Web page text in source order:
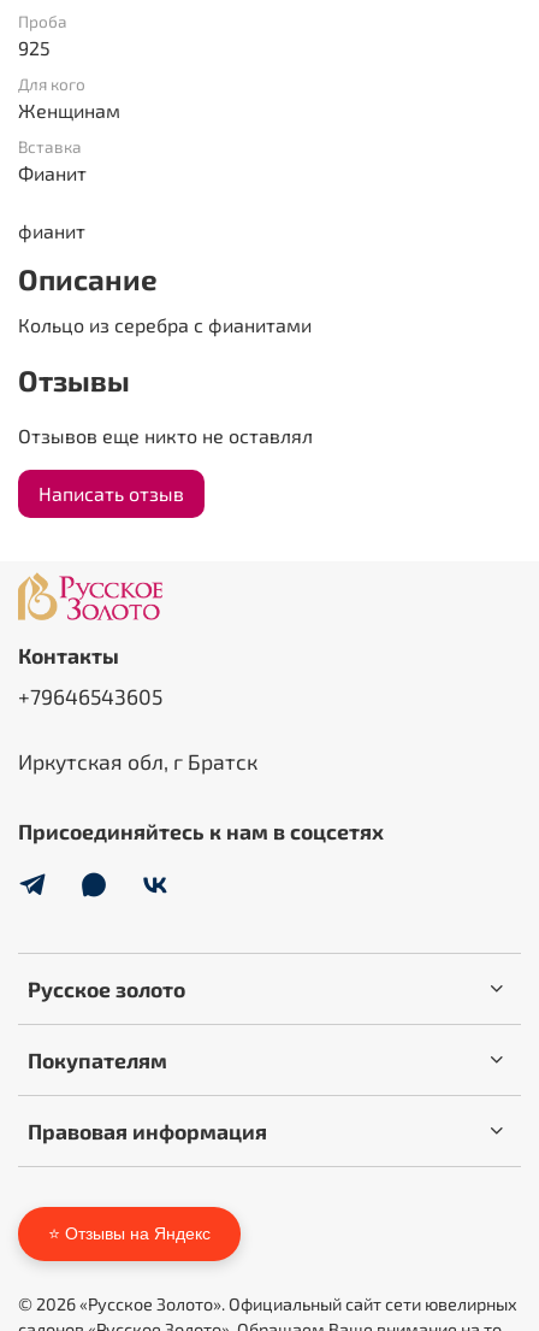
Проба
925
Для кого
Женщинам
Вставка
Фианит
фианит
Описание
Кольцо из серебра с фианитами
Отзывы
Отзывов еще никто не оставлял
Написать отзыв
Русское золото
Покупателям
Правовая информация
Контакты
+79646543605
Иркутская обл, г Братск
Присоединяйтесь к нам в соцсетях
⭐ Отзывы на Яндекс
© 2026 «Русское Золото». Официальный сайт сети ювелирных